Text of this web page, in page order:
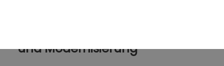
und Modernisierung